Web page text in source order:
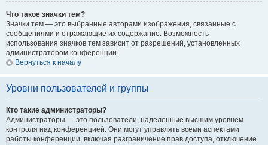
Что такое значки тем?
Значки тем — это выбранные авторами изображения, связанные с
сообщениями и отражающие их содержание. Возможность
использования значков тем зависит от разрешений, установленных
администратором конференции.
Вернуться к началу
Уровни пользователей и группы
Кто такие администраторы?
Администраторы — это пользователи, наделённые высшим уровнем
контроля над конференцией. Они могут управлять всеми аспектами
работы конференции, включая разграничение прав доступа, отключение